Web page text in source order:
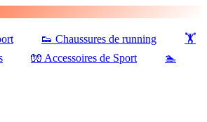
👟 Chaussures de running
🏋️
🧤 Accessoires de Sport
🏊